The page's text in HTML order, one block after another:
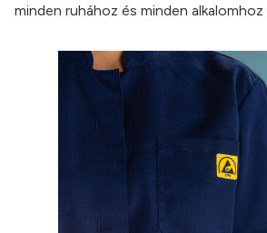
minden ruhához és minden